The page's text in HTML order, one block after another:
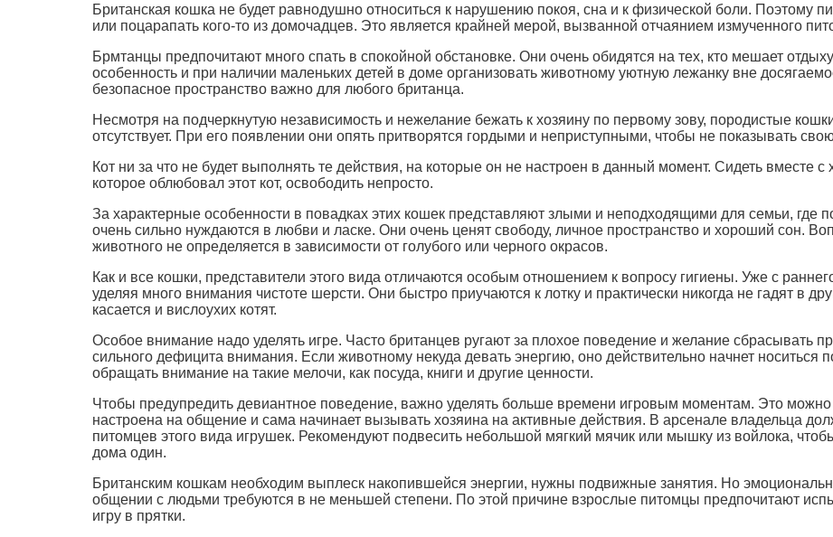
Британская кошка не будет равнодушно относиться к нарушению покоя, сна и к физической боли. Поэтому
или поцарапать кого-то из домочадцев. Это является крайней мерой, вызванной отчаянием измученного
Брмтанцы предпочитают много спать в спокойной обстановке. Они очень обидятся на тех, кто мешает
особенность и при наличии маленьких детей в доме организовать животному уютную лежанку вне
безопасное пространство важно для любого британца.
Несмотря на подчеркнутую независимость и нежелание бежать к хозяину по первому зову, породистые
отсутствует. При его появлении они опять притворятся гордыми и неприступными, чтобы не показывать
Кот ни за что не будет выполнять те действия, на которые он не настроен в данный момент. Сидеть вместе
которое облюбовал этот кот, освободить непросто.
За характерные особенности в повадках этих кошек представляют злыми и неподходящими для семьи, где
очень сильно нуждаются в любви и ласке. Они очень ценят свободу, личное пространство и хороший сон.
животного не определяется в зависимости от голубого или черного окрасов.
Как и все кошки, представители этого вида отличаются особым отношением к вопросу гигиены. Уже с
уделяя много внимания чистоте шерсти. Они быстро приучаются к лотку и практически никогда не гадят в
касается и вислоухих котят.
Особое внимание надо уделять игре. Часто британцев ругают за плохое поведение и желание сбрасывать
сильного дефицита внимания. Если животному некуда девать энергию, оно действительно начнет носиться
обращать внимание на такие мелочи, как посуда, книги и другие ценности.
Чтобы предупредить девиантное поведение, важно уделять больше времени игровым моментам. Это можно
настроена на общение и сама начинает вызывать хозяина на активные действия. В арсенале владельца
питомцев этого вида игрушек. Рекомендуют подвесить небольшой мягкий мячик или мышку из войлока,
дома один.
Британским кошкам необходим выплеск накопившейся энергии, нужны подвижные занятия. Но
общении с людьми требуются в не меньшей степени. По этой причине взрослые питомцы предпочитают
игру в прятки.